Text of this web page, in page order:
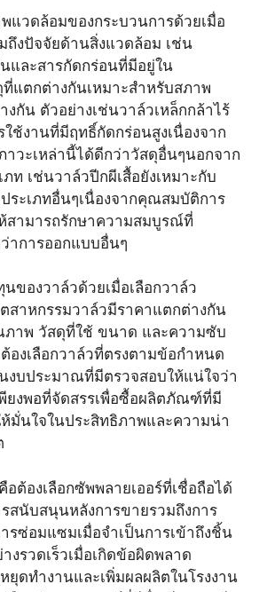
แวดล้อมของกระบวนการด้วยเมื่อ
ถึงปัจจัยด้านสิ่งแวดล้อม เช่น
ละสารกัดกร่อนที่มีอยู่ใน
แตกต่างกันเหมาะสำหรับสภาพ
กัน ตัวอย่างเช่นวาล์วเหล็กกล้าไร้
ช้งานที่มีฤทธิ์กัดกร่อนสูงเนื่องจาก
วะเหล่านี้ได้ดีกว่าวัสดุอื่นๆนอกจาก
ท เช่นวาล์วปีกผีเสื้อยังเหมาะกับ
ระเภทอื่นๆเนื่องจากคุณสมบัติการ
สามารถรักษาความสมบูรณ์ที่
าการออกแบบอื่นๆ
ของวาล์วด้วยเมื่อเลือกวาล์ว
สาหกรรมวาล์วมีราคาแตกต่างกัน
าพ วัสดุที่ใช้ ขนาด และความซับ
งเลือกวาล์วที่ตรงตามข้อกำหนด
งบประมาณที่มีตรวจสอบให้แน่ใจว่า
ยงพอที่จัดสรรเพื่อซื้อผลิตภัณฑ์ที่มี
มั่นใจในประสิทธิภาพและความน่า
ต้องเลือกซัพพลายเออร์ที่เชื่อถือได้
สนับสนุนหลังการขายรวมถึงการ
รซ่อมแซมเมื่อจำเป็นการเข้าถึงชิ้น
งรวดเร็วเมื่อเกิดข้อผิดพลาด
ยุดทำงานและเพิ่มผลผลิตในโรงงาน